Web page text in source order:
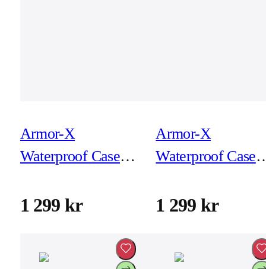
Armor-X
Waterproof Case
(2a Gen)
1 299 kr
Armor-X
Waterproof Case
(4e/3e Gen)
1 299 kr